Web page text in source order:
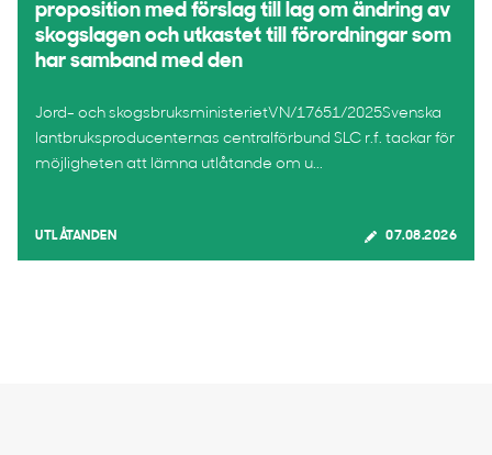
proposition med förslag till lag om ändring av
skogslagen och utkastet till förordningar som
har samband med den
Jord- och skogsbruksministerietVN/17651/2025Svenska
lantbruksproducenternas centralförbund SLC r.f. tackar för
möjligheten att lämna utlåtande om u...
UTLÅTANDEN 07.08.2026